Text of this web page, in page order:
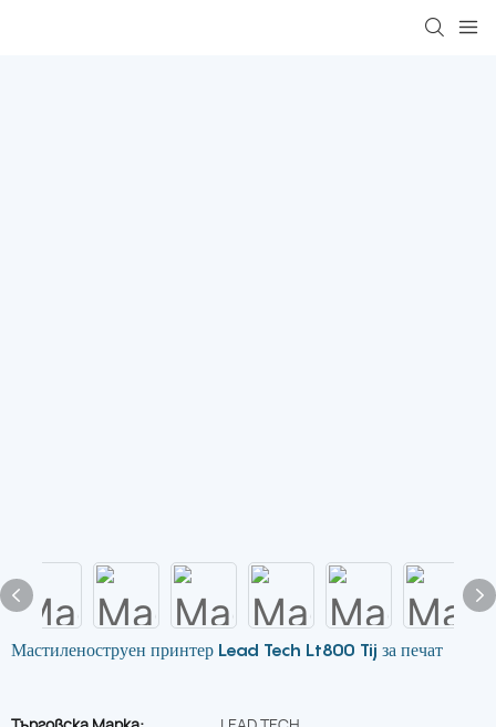
Мастиленоструен принтер Lead Tech Lt800 Tij за печат